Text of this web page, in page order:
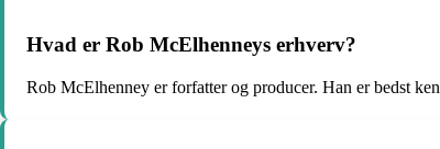
Hvad er Rob McElhenneys erhverv?
Rob McElhenney er forfatter og producer. Han er bedst